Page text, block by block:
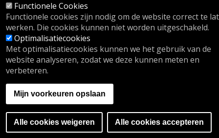
A website byOrange Business
Functionele Cookies
Functionele cookies zijn nodig om de website correct te
werken. Die cookies kunnen niet worden uitgeschakeld.
Optimalisatiecookies
Met optimalisatiecookies kunnen we het gebruik van de
website analyseren, zodat we deze kunnen meten en
verbeteren.
Mijn voorkeuren opslaan
Alle cookies weigeren Alle cookies accepteren